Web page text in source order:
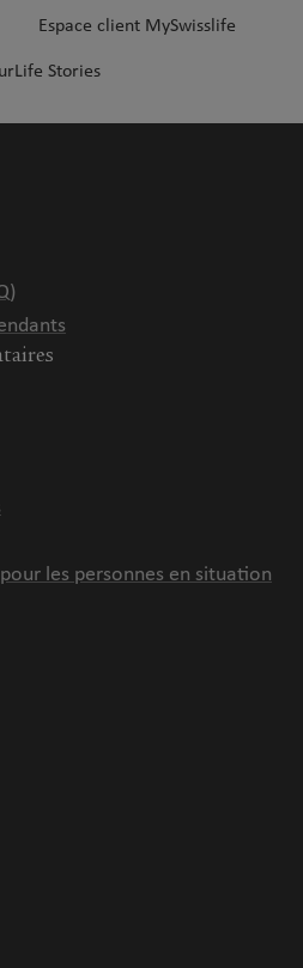
Espace client MySwisslife
Stories
les personnes en situation